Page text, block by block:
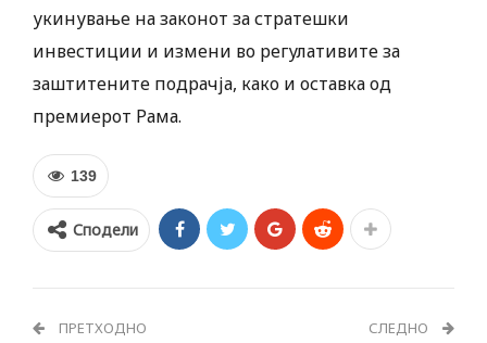
укинување на законот за стратешки
инвестиции и измени во регулативите за
заштитените подрачја, како и оставка од
премиерот Рама.
139
Сподели
ПРЕТХОДНО СЛЕДНО